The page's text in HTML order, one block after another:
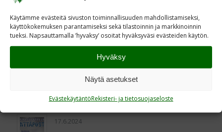
Käytämme evästeitä sivuston toiminnallisuuden mahdollistamiseksi,
käyttökokemuksen parantamiseksi sekä tilastoinnin ja markkinoinnin
tueksi. Napsauttamalla ’hyvaksy’ osoitat hyväksyväsi evästeiden käytön.
Hyväksy
Näytä asetukset
EvästekäytäntöRekisteri- ja tietosuojaseloste
puolustuksen koilliskulmaan.
19.6.2024
Sotaveteraaniliitto jakoi tunnustuksia
Rauhallista juhannusta 2024
17.6.2024